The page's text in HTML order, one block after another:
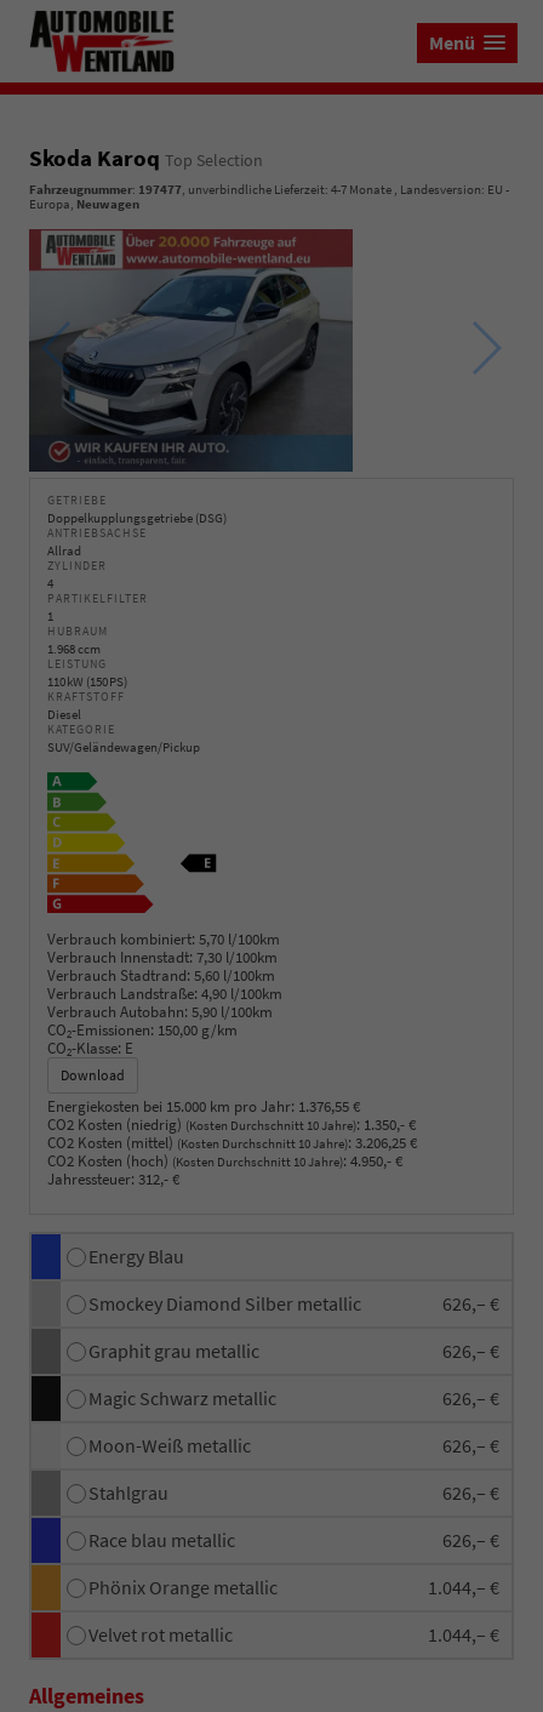
Menü
Skoda Karoq Top Selection
Fahrzeugnummer: 197477, unverbindliche Lieferzeit: 4-7 Monate , Landesversion: EU -
Europa, Neuwagen
GETRIEBE
Doppelkupplungsgetriebe (DSG)
ANTRIEBSACHSE
Allrad
ZYLINDER
4
PARTIKELFILTER
1
HUBRAUM
1.968 ccm
LEISTUNG
110 kW (150 PS)
KRAFTSTOFF
Diesel
KATEGORIE
SUV/Geländewagen/Pickup
Verbrauch kombiniert: 5,70 l/100km
Verbrauch Innenstadt: 7,30 l/100km
Verbrauch Stadtrand: 5,60 l/100km
Verbrauch Landstraße: 4,90 l/100km
Verbrauch Autobahn: 5,90 l/100km
CO2-Emissionen: 150,00 g/km
CO2-Klasse: E
Download
Energiekosten bei 15.000 km pro Jahr: 1.376,55 €
CO2 Kosten (niedrig) (Kosten Durchschnitt 10 Jahre): 1.350,- €
CO2 Kosten (mittel) (Kosten Durchschnitt 10 Jahre): 3.206,25 €
CO2 Kosten (hoch) (Kosten Durchschnitt 10 Jahre): 4.950,- €
Jahressteuer: 312,- €
Energy Blau
Smockey Diamond Silber metallic
626,– €
Graphit grau metallic
626,– €
Magic Schwarz metallic
626,– €
Moon-Weiß metallic
626,– €
Stahlgrau
626,– €
Race blau metallic
626,– €
Phönix Orange metallic
1.044,– €
Velvet rot metallic
1.044,– €
Allgemeines